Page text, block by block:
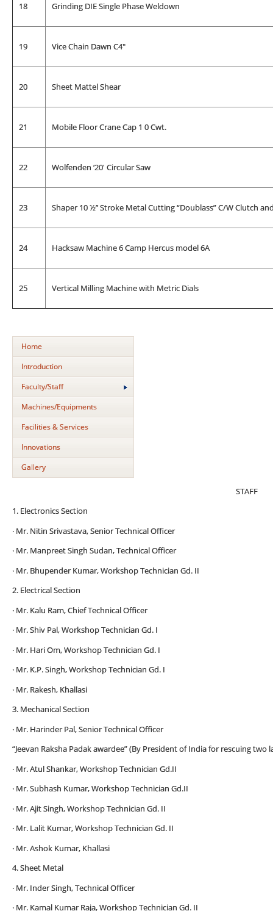
18 Grinding DIE Single Phase Weldown
19 Vice Chain Dawn C4"
20 Sheet Mattel Shear
21 Mobile Floor Crane Cap 1 0 Cwt.
22 Wolfenden ‘20' Circular Saw
23 Shaper 10 ½’’ Stroke Metal Cutting “Doublass” C/W Clutch
24 Hacksaw Machine 6 Camp Hercus model 6A
25 Vertical Milling Machine with Metric Dials
Home
Introduction
Faculty/Staff
Machines/Equipments
Facilities & Services
Innovations
Gallery
STAFF
1. Electronics Section
· Mr. Nitin Srivastava, Senior Technical Officer
· Mr. Manpreet Singh Sudan, Technical Officer
· Mr. Bhupender Kumar, Workshop Technician Gd. II
2. Electrical Section
· Mr. Kalu Ram, Chief Technical Officer
· Mr. Shiv Pal, Workshop Technician Gd. I
· Mr. Hari Om, Workshop Technician Gd. I
· Mr. K.P. Singh, Workshop Technician Gd. I
· Mr. Rakesh, Khallasi
3. Mechanical Section
· Mr. Harinder Pal, Senior Technical Officer
“Jeevan Raksha Padak awardee” (By President of India for rescuing
· Mr. Atul Shankar, Workshop Technician Gd.II
· Mr. Subhash Kumar, Workshop Technician Gd.II
· Mr. Ajit Singh, Workshop Technician Gd. II
· Mr. Lalit Kumar, Workshop Technician Gd. II
· Mr. Ashok Kumar, Khallasi
4. Sheet Metal
· Mr. Inder Singh, Technical Officer
· Mr. Kamal Kumar Raja, Workshop Technician Gd. II